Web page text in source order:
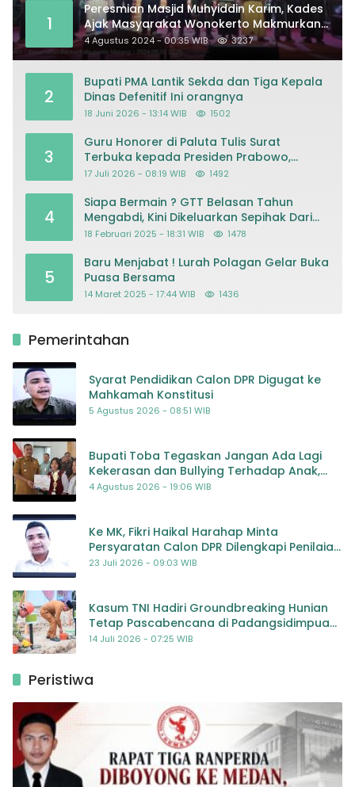
1
Peresmian Masjid Muhyiddin Karim, Kades
Ajak Masyarakat Wonokerto Makmurkan
Masjid
4 Agustus 2024 - 00:35 WIB 3237
2
Bupati PMA Lantik Sekda dan Tiga Kepala
Dinas Defenitif Ini orangnya
18 Juni 2026 - 13:14 WIB 1502
3
Guru Honorer di Paluta Tulis Surat
Terbuka kepada Presiden Prabowo,
Mohon Keadilan atas Dugaan
17 Juli 2026 - 08:19 WIB 1492
4
Siapa Bermain ? GTT Belasan Tahun
Mengabdi, Kini Dikeluarkan Sepihak Dari
Dapodik
18 Februari 2025 - 18:31 WIB 1478
5
Baru Menjabat ! Lurah Polagan Gelar Buka
Puasa Bersama
14 Maret 2025 - 17:44 WIB 1436
Pemerintahan
Syarat Pendidikan Calon DPR Digugat ke
Mahkamah Konstitusi
5 Agustus 2026 - 08:51 WIB
Bupati Toba Tegaskan Jangan Ada Lagi
Kekerasan dan Bullying Terhadap Anak,
Dorong Kolaborasi Seluruh Pihak
4 Agustus 2026 - 19:06 WIB
Ke MK, Fikri Haikal Harahap Minta
Persyaratan Calon DPR Dilengkapi Penilaian
Kompetensi
23 Juli 2026 - 09:03 WIB
Kasum TNI Hadiri Groundbreaking Hunian
Tetap Pascabencana di Padangsidimpuan,
Harapan Baru bagi Penyintas
14 Juli 2026 - 07:25 WIB
Peristiwa